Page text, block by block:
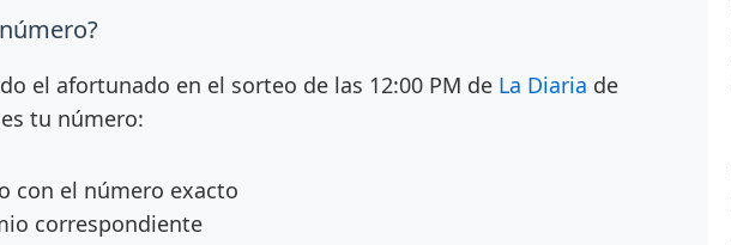
el afortunado en el sorteo de las 12:00 PM de La Diaria de
tu número:
con el número exacto
correspondiente